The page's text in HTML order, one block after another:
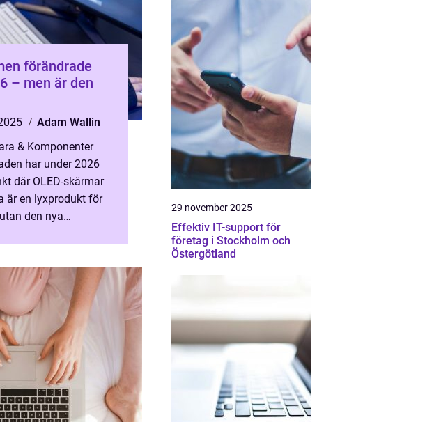
förändrade
– men är den
Adam Wallin
& Komponenter
har under 2026
där OLED-skärmar
är en lyxprodukt för
den nya
29 november 2025
Effektiv IT-support för
företag i Stockholm och
Östergötland